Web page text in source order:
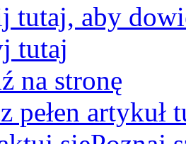
tutaj, aby
tutaj
na stronę
pełen artykuł